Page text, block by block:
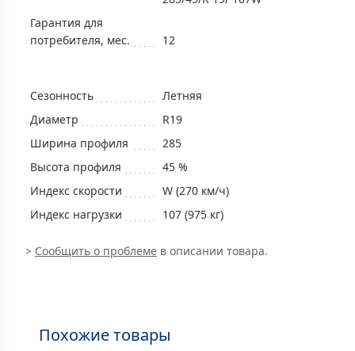
Гарантия для
потребителя, мес.
12
Сезонность
Летняя
Диаметр
R19
Ширина профиля
285
Высота профиля
45 %
Индекс скорости
W (270 км/ч)
Индекс нагрузки
107 (975 кг)
> Сообщить о проблеме в описании товара.
Похожие товары